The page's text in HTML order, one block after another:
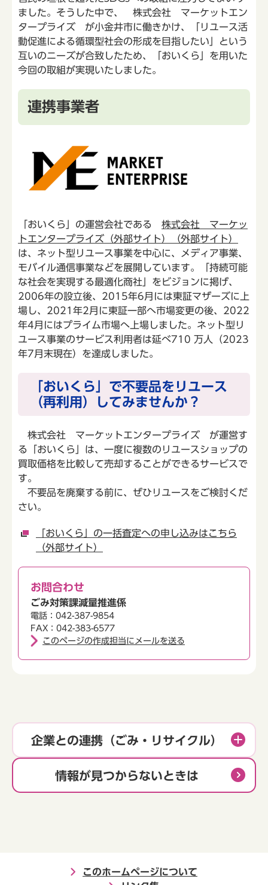
ました。そうした中で、 株式会社 マーケットエン
タープライズ が小金井市に働きかけ、「リユース活
動促進による循環型社会の形成を目指したい」という
互いのニーズが合致したため、「おいくら」を用いた
今回の取組が実現いたしました。
連携事業者
「おいくら」の運営会社である 株式会社 マーケッ
トエンタープライズ（外部サイト）（外部サイト）
は、ネット型リユース事業を中心に、メディア事業、
モバイル通信事業などを展開しています。「持続可能
な社会を実現する最適化商社」をビジョンに掲げ、
2006年の設立後、2015年6月には東証マザーズに上
場し、2021年2月に東証一部へ市場変更の後、2022
年4月にはプライム市場へ上場しました。ネット型リ
ユース事業のサービス利用者は延べ710 万人（2023
年7月末現在）を達成しました。
「おいくら」で不要品をリユース
（再利用）してみませんか？
株式会社 マーケットエンタープライズ が運営す
る「おいくら」は、一度に複数のリユースショップの
買取価格を比較して売却することができるサービスで
す。
不要品を廃棄する前に、ぜひリユースをご検討くだ
さい。
「おいくら」の一括査定への申し込みはこちら
（外部サイト）
お問合わせ
ごみ対策課減量推進係
電話：042-387-9854
FAX：042-383-6577
このページの作成担当にメールを送る
企業との連携（ごみ・リサイクル）
情報が見つからないときは
このホームページについて